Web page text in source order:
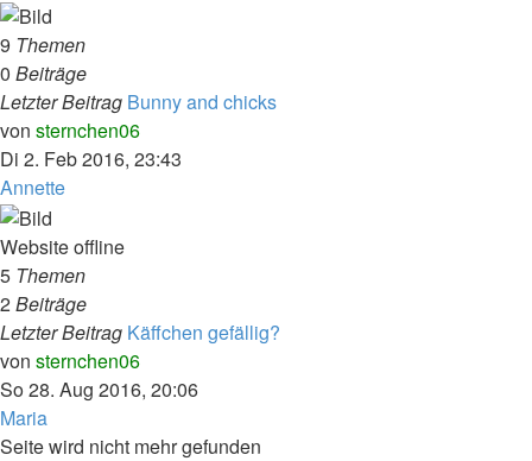
9 Themen
0 Beiträge
Letzter Beitrag Bunny and chicks
von sternchen06Neuester
Beitrag
Di 2. Feb 2016, 23:43
Annette
Website offline
5 Themen
2Beiträge
Letzter Beitrag Käffchen gefällig?
von sternchen06Neuester
Beitrag
So 28. Aug 2016, 20:06
Maria
Seite wird nicht mehr gefunden